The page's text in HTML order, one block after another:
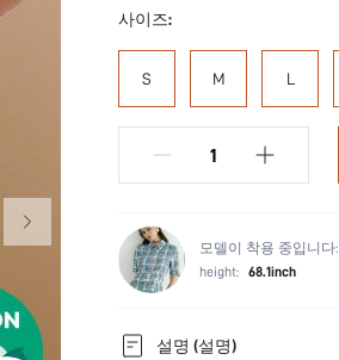
사이즈:
S M L
모델이 착용 중입니다:
height: 68.1inch
설명 (설명)